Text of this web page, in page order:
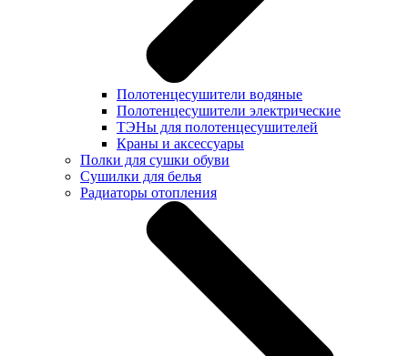
Полотенцесушители водяные
Полотенцесушители электрические
ТЭНы для полотенцесушителей
Краны и аксессуары
Полки для сушки обуви
Сушилки для белья
Радиаторы отопления